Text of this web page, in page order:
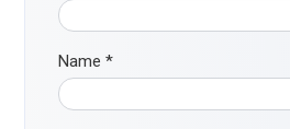
Name*